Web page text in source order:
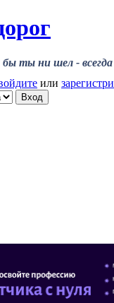
ты ни шел - всегда
или